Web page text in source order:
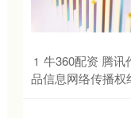
1 牛360配资 腾讯
品信息网络传播权